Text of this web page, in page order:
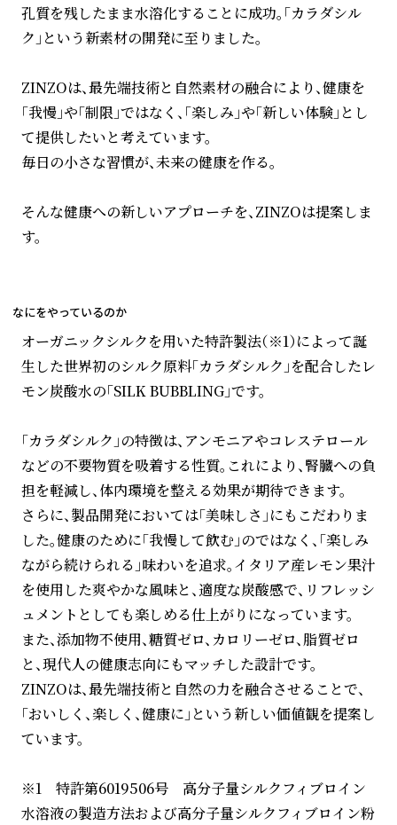
孔質を残したまま水溶化することに成功。「カラダシル
ク」という新素材の開発に至りました。
ZINZOは、最先端技術と自然素材の融合により、健康を
「我慢」や「制限」ではなく、「楽しみ」や「新しい体験」とし
て提供したいと考えています。
毎日の小さな習慣が、未来の健康を作る。
そんな健康への新しいアプローチを、ZINZOは提案しま
す。
なにをやっているのか
オーガニックシルクを用いた特許製法（※1）によって誕
生した世界初のシルク原料「カラダシルク」を配合したレ
モン炭酸水の「SILK BUBBLING」です。
「カラダシルク」の特徴は、アンモニアやコレステロール
などの不要物質を吸着する性質。これにより、腎臓への負
担を軽減し、体内環境を整える効果が期待できます。
さらに、製品開発においては「美味しさ」にもこだわりま
した。健康のために「我慢して飲む」のではなく、「楽しみ
ながら続けられる」味わいを追求。イタリア産レモン果汁
を使用した爽やかな風味と、適度な炭酸感で、リフレッシ
ュメントとしても楽しめる仕上がりになっています。
また、添加物不使用、糖質ゼロ、カロリーゼロ、脂質ゼロ
と、現代人の健康志向にもマッチした設計です。
ZINZOは、最先端技術と自然の力を融合させることで、
「おいしく、楽しく、健康に」という新しい価値観を提案し
ています。
※1 特許第6019506号 ⾼分⼦量シルクフィブロイン
⽔溶液の製造⽅法および⾼分⼦量シルクフィブロイン粉